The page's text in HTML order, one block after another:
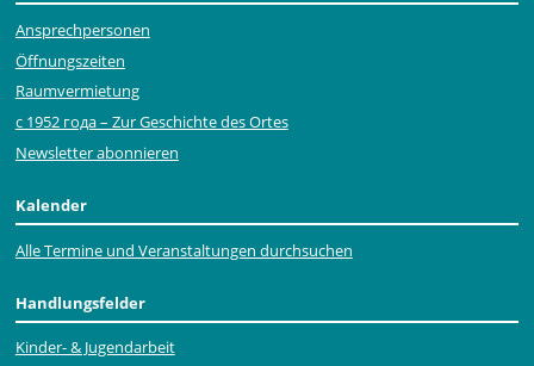
Ansprechpersonen
Öffnungszeiten
Raumvermietung
с 1952 года – Zur Geschichte des Ortes
Newsletter abonnieren
Kalender
Alle Termine und Veranstaltungen durchsuchen
Handlungsfelder
Kinder- & Jugendarbeit